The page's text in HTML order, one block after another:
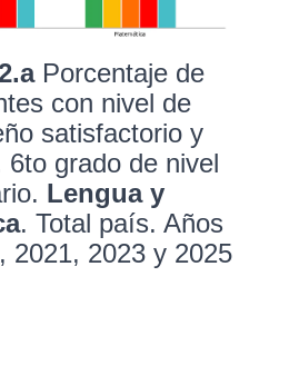
Porcentaje de
con nivel de
satisfactorio y
6to grado de nivel
Lengua y
. Total país. Años
2021, 2023 y 2025